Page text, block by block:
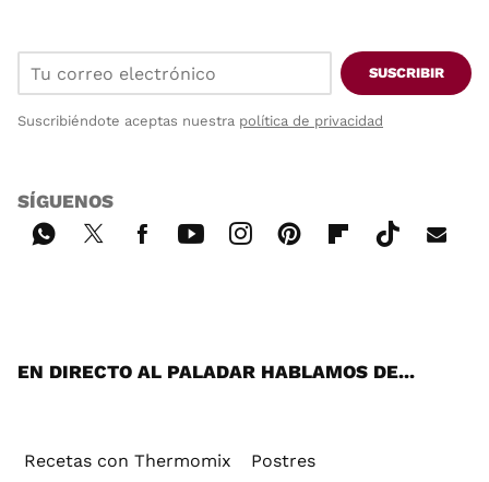
SUSCRIBIR
Suscribiéndote aceptas nuestra política de privacidad
SÍGUENOS
EN DIRECTO AL PALADAR HABLAMOS DE...
Recetas con Thermomix Postres